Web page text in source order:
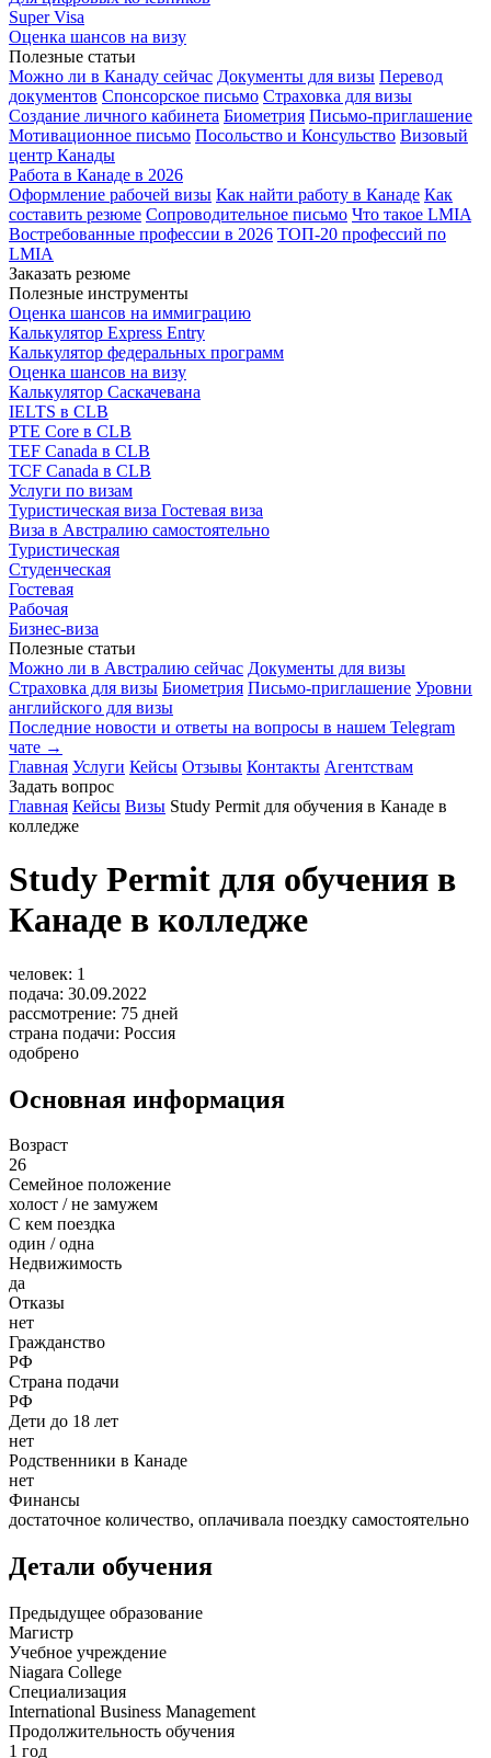
Super Visa
Оценка шансов на визу
Полезные статьи
Можно ли в Канаду сейчас Документы для визы Перевод
документов Спонсорское письмо Страховка для визы
Создание личного кабинета Биометрия Письмо-приглашение
Мотивационное письмо Посольство и Консульство Визовый
центр Канады
Работа в Канаде в 2026
Оформление рабочей визы Как найти работу в Канаде Как
составить резюме Сопроводительное письмо Что такое LMIA
Востребованные профессии в 2026 ТОП-20 профессий по
LMIA
Заказать резюме
Полезные инструменты
Оценка шансов на иммиграцию
Калькулятор Express Entry
Калькулятор федеральных программ
Оценка шансов на визу
Калькулятор Саскачевана
IELTS в CLB
PTE Core в CLB
TEF Canada в CLB
TCF Canada в CLB
Услуги по визам
Туристическая виза Гостевая виза
Виза в Австралию самостоятельно
Туристическая
Студенческая
Гостевая
Рабочая
Бизнес-виза
Полезные статьи
Можно ли в Австралию сейчас Документы для визы
Страховка для визы Биометрия Письмо-приглашение Уровни
английского для визы
Последние новости и ответы на вопросы в нашем Telegram
чате →
Главная Услуги Кейсы Отзывы Контакты Агентствам
Задать вопрос
Главная Кейсы Визы Study Permit для обучения в Канаде в
колледже
Study Permit для обучения в
Канаде в колледже
человек: 1
подача: 30.09.2022
рассмотрение: 75 дней
страна подачи: Россия
одобрено
Основная информация
Возраст
26
Семейное положение
холост / не замужем
С кем поездка
один / одна
Недвижимость
да
Отказы
нет
Гражданство
РФ
Страна подачи
РФ
Дети до 18 лет
нет
Родственники в Канаде
нет
Финансы
достаточное количество, оплачивала поездку самостоятельно
Детали обучения
Предыдущее образование
Магистр
Учебное учреждение
Niagara College
Специализация
International Business Management
Продолжительность обучения
1 год